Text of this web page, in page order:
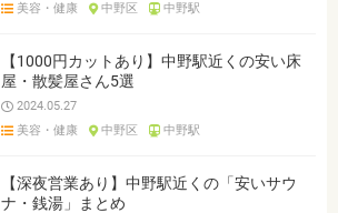
美容・健康
中野区 中野駅
【1000円カットあり】中野駅近くの安い床
屋・散髪屋さん5選
2024.05.27
美容・健康
中野区 中野駅
【深夜営業あり】中野駅近くの「安いサウ
ナ・銭湯」まとめ